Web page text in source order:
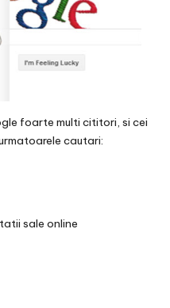
foarte multi cititori, si cei
cautari:
sale online